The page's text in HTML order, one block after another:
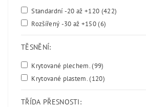
Standardní -20 až +120 (422)
Rozšířený -30 až +150(6)
TĚSNĚNÍ:
Krytované plechem.(99)
Krytované plastem.(120)
TŘÍDA PŘESNOSTI: